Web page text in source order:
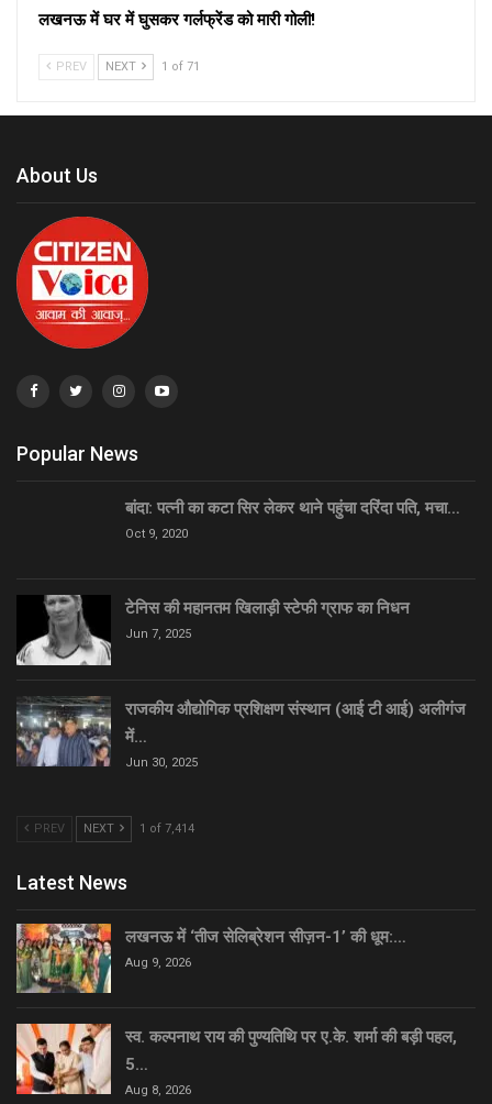
लखनऊ में घर में घुसकर गर्लफ्रेंड को मारी गोली!
PREV NEXT 1 of 71
About Us
Popular News
बांदा: पत्नी का कटा सिर लेकर थाने पहुंचा दरिंदा पति, मचा…
Oct 9, 2020
टेनिस की महानतम खिलाड़ी स्टेफी ग्राफ का निधन
Jun 7, 2025
राजकीय औद्योगिक प्रशिक्षण संस्थान (आई टी आई) अलीगंज
में…
Jun 30, 2025
PREV NEXT 1 of 7,414
Latest News
लखनऊ में ‘तीज सेलिब्रेशन सीज़न-1’ की धूम:…
Aug 9, 2026
स्व. कल्पनाथ राय की पुण्यतिथि पर ए.के. शर्मा की बड़ी पहल,
5…
Aug 8, 2026